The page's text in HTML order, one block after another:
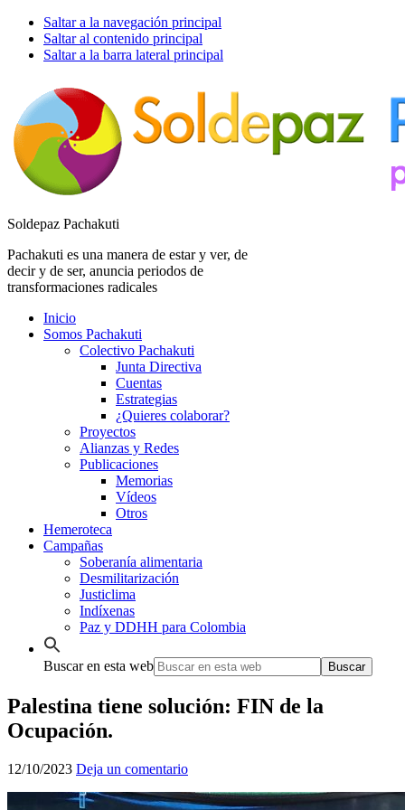
Saltar a la navegación principal
Saltar al contenido principal
Saltar a la barra lateral principal
Soldepaz Pachakuti
Pachakuti es una manera de estar y ver, de
decir y de ser, anuncia periodos de
transformaciones radicales
Inicio
Somos Pachakuti
Colectivo Pachakuti
Junta Directiva
Cuentas
Estrategias
¿Quieres colaborar?
Proyectos
Alianzas y Redes
Publicaciones
Memorias
Vídeos
Otros
Hemeroteca
Campañas
Soberanía alimentaria
Desmilitarización
Justiclima
Indíxenas
Paz y DDHH para Colombia
Buscar en esta web
Palestina tiene solución: FIN de la
Ocupación.
12/10/2023 Deja un comentario